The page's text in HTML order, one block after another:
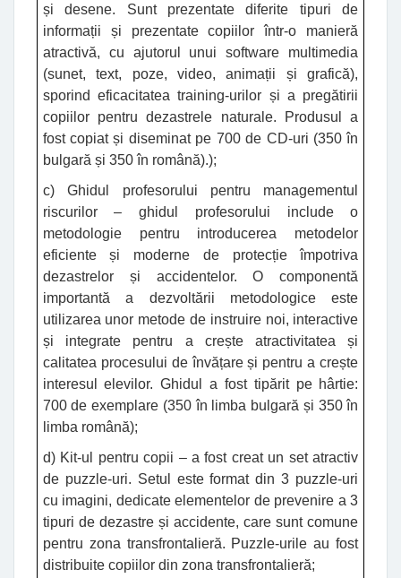
și desene. Sunt prezentate diferite tipuri de
informații și prezentate copiilor într-o manieră
atractivă, cu ajutorul unui software multimedia
(sunet, text, poze, video, animații și grafică),
sporind eficacitatea training-urilor și a pregătirii
copiilor pentru dezastrele naturale. Produsul a
fost copiat și diseminat pe 700 de CD-uri (350 în
bulgară și 350 în română).);
c) Ghidul profesorului pentru managementul
riscurilor – ghidul profesorului include o
metodologie pentru introducerea metodelor
eficiente și moderne de protecție împotriva
dezastrelor și accidentelor. O componentă
importantă a dezvoltării metodologice este
utilizarea unor metode de instruire noi, interactive
și integrate pentru a crește atractivitatea și
calitatea procesului de învățare și pentru a crește
interesul elevilor. Ghidul a fost tipărit pe hârtie:
700 de exemplare (350 în limba bulgară și 350 în
limba română);
d) Kit-ul pentru copii – a fost creat un set atractiv
de puzzle-uri. Setul este format din 3 puzzle-uri
cu imagini, dedicate elementelor de prevenire a 3
tipuri de dezastre și accidente, care sunt comune
pentru zona transfrontalieră. Puzzle-urile au fost
distribuite copiilor din zona transfrontalieră;